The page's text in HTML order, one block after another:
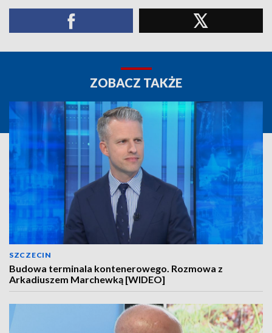
ZOBACZ TAKŻE
SZCZECIN
Budowa terminala kontenerowego. Rozmowa z
Arkadiuszem Marchewką [WIDEO]